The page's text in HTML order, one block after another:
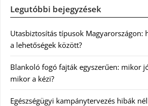
Legutóbbi bejegyzések
Utasbiztosítás típusok Magyarországon:
a lehetőségek között?
Blankoló fogó fajták egyszerűen: mikor
mikor a kézi?
Egészségügyi kampánytervezés hibák